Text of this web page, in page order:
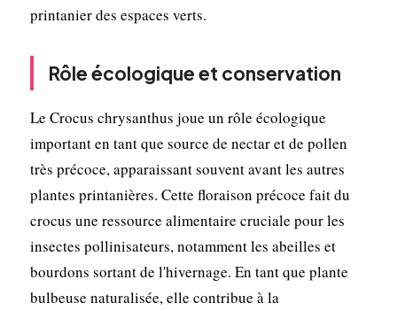
printanier des espaces verts.
Rôle écologique et conservation
Le Crocus chrysanthus joue un rôle écologique
important en tant que source de nectar et de pollen
très précoce, apparaissant souvent avant les autres
plantes printanières. Cette floraison précoce fait du
crocus une ressource alimentaire cruciale pour les
insectes pollinisateurs, notamment les abeilles et
bourdons sortant de l'hivernage. En tant que plante
bulbeuse naturalisée, elle contribue à la